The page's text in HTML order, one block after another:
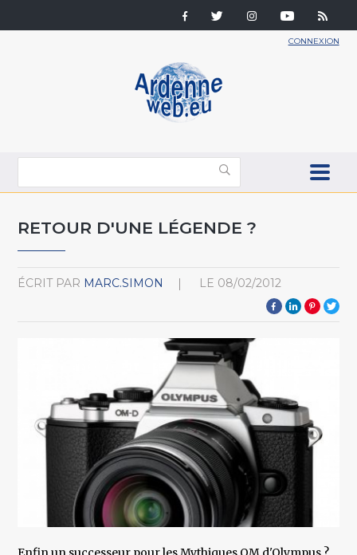
CONNEXION
RETOUR D'UNE LÉGENDE ?
ÉCRIT PAR MARC.SIMON LE 08/02/2012